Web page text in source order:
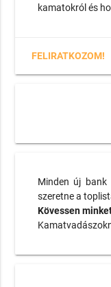
kamatokról és
FELIRATKOZOM!
Minden új bank
szeretne a
Kövessen